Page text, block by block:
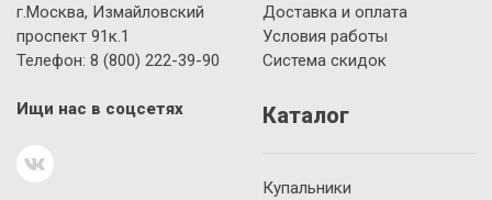
г.Москва, Измайловский
проспект 91к.1
Телефон: 8 (800) 222-39-90
Ищи нас в соцсетях
Доставка и оплата
Условия работы
Система скидок
Каталог
Купальники